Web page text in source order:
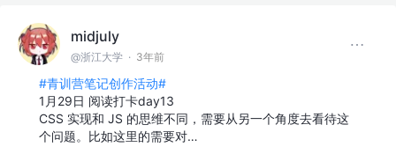
midjuly
@浙江大学 · 3年前
#青训营笔记创作活动#
1月29日 阅读打卡day13
CSS 实现和 JS 的思维不同，需要从另一个角度去看待这
个问题。比如这里的需要对…